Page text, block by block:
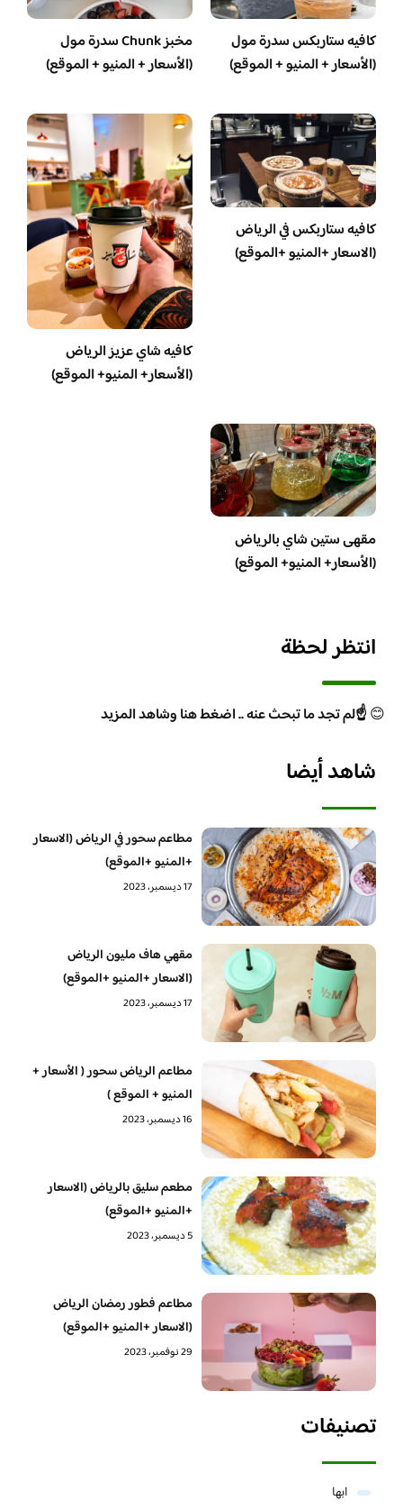
كافيه ستاربكس سدرة مول
(الأسعار + المنيو + الموقع)
مخبز Chunk سدرة مول
(الأسعار + المنيو + الموقع)
كافيه ستاربكس في الرياض
(الاسعار +المنيو +الموقع)
كافيه شاي عزيز الرياض
(الأسعار+ المنيو+ الموقع)
مقهى ستين شاي بالرياض
(الأسعار+ المنيو+ الموقع)
انتظر لحظة
😊☝️لم تجد ما تبحث عنه .. اضغط هنا وشاهد المزيد
شاهد أيضا
مطاعم سحور في الرياض (الاسعار
+المنيو +الموقع)
17 ديسمبر، 2023
مقهي هاف مليون الرياض
(الاسعار +المنيو +الموقع)
17 ديسمبر، 2023
مطاعم الرياض سحور ( الأسعار +
المنيو + الموقع )
16 ديسمبر، 2023
مطعم سليق بالرياض (الاسعار
+المنيو +الموقع)
5 ديسمبر، 2023
مطاعم فطور رمضان الرياض
(الاسعار +المنيو +الموقع)
29 نوفمبر، 2023
تصنيفات
ابها